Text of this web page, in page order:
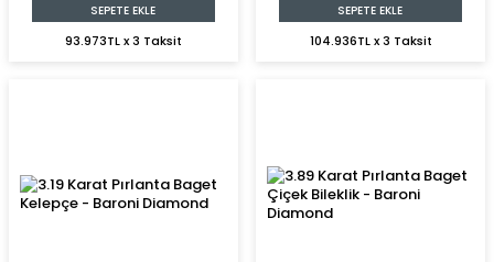
SEPETE EKLE
93.973TL x 3 Taksit
SEPETE EKLE
104.936TL x 3 Taksit